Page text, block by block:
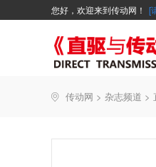
您好，欢迎来到传动网！ [
广告
企业活动
能效碳索
精品 新
世界方案
技术文章
资讯在线
直驱与传动
新年寄语
传动网 > 杂志频道 >